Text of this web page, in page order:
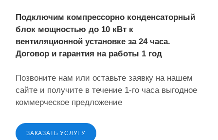
Подключим компрессорно конденсаторный
блок мощностью до 10 кВт к
вентиляционной установке за 24 часа.
Договор и гарантия на работы 1 год
Позвоните нам или оставьте заявку на нашем
сайте и получите в течение 1-го часа выгодное
коммерческое предложение
ЗАКАЗАТЬ УСЛУГУ